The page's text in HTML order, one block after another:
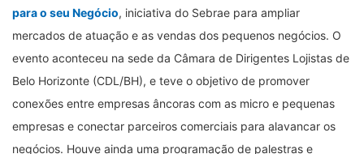
para o seu Negócio, iniciativa do Sebrae para ampliar
mercados de atuação e as vendas dos pequenos negócios. O
evento aconteceu na sede da Câmara de Dirigentes Lojistas de
Belo Horizonte (CDL/BH), e teve o objetivo de promover
conexões entre empresas âncoras com as micro e pequenas
empresas e conectar parceiros comerciais para alavancar os
negócios. Houve ainda uma programação de palestras e